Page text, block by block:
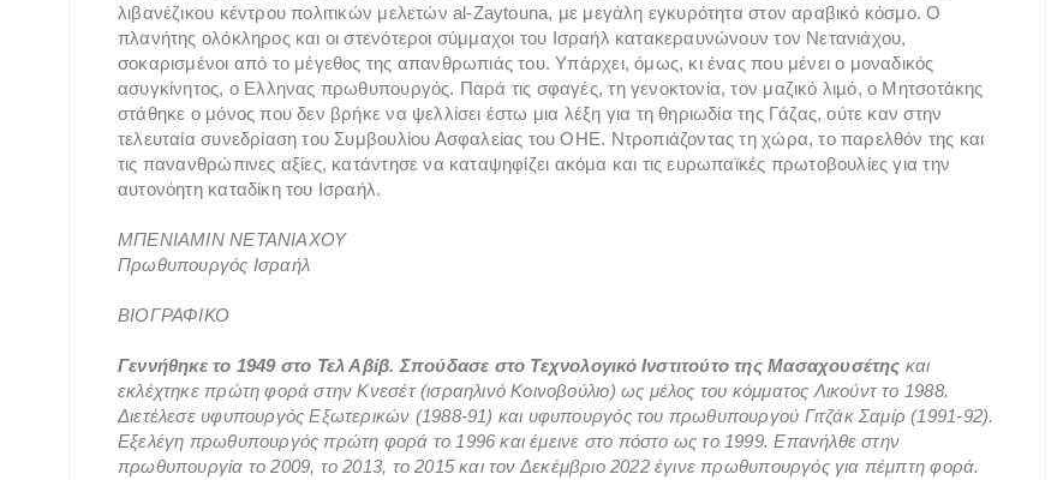
λιβανέζικου κέντρου πολιτικών μελετών al-Zaytouna, με μεγάλη εγκυρότητα στον αραβικό κόσμο. Ο
πλανήτης ολόκληρος και οι στενότεροι σύμμαχοι του Ισραήλ κατακεραυνώνουν τον Νετανιάχου,
σοκαρισμένοι από το μέγεθος της απανθρωπιάς του. Υπάρχει, όμως, κι ένας που μένει ο μοναδικός
ασυγκίνητος, ο Ελληνας πρωθυπουργός. Παρά τις σφαγές, τη γενοκτονία, τον μαζικό λιμό, ο Μητσοτάκης
στάθηκε ο μόνος που δεν βρήκε να ψελλίσει έστω μια λέξη για τη θηριωδία της Γάζας, ούτε καν στην
τελευταία συνεδρίαση του Συμβουλίου Ασφαλείας του ΟΗΕ. Ντροπιάζοντας τη χώρα, το παρελθόν της και
τις πανανθρώπινες αξίες, κατάντησε να καταψηφίζει ακόμα και τις ευρωπαϊκές πρωτοβουλίες για την
αυτονόητη καταδίκη του Ισραήλ.
ΜΠΕΝΙΑΜΙΝ ΝΕΤΑΝΙΑΧΟΥ
Πρωθυπουργός Ισραήλ
ΒΙΟΓΡΑΦΙΚΟ
Γεννήθηκε το 1949 στο Τελ Αβίβ. Σπούδασε στο Τεχνολογικό Ινστιτούτο της Μασαχουσέτης και
εκλέχτηκε πρώτη φορά στην Κνεσέτ (ισραηλινό Κοινοβούλιο) ως μέλος του κόμματος Λικούντ το 1988.
Διετέλεσε υφυπουργός Εξωτερικών (1988-91) και υφυπουργός του πρωθυπουργού Γιτζάκ Σαμίρ (1991-92).
Εξελέγη πρωθυπουργός πρώτη φορά το 1996 και έμεινε στο πόστο ως το 1999. Επανήλθε στην
πρωθυπουργία το 2009, το 2013, το 2015 και τον Δεκέμβριο 2022 έγινε πρωθυπουργός για πέμπτη φορά.